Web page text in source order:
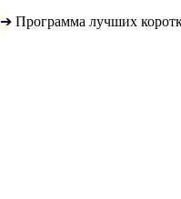
➔ Программа лучших